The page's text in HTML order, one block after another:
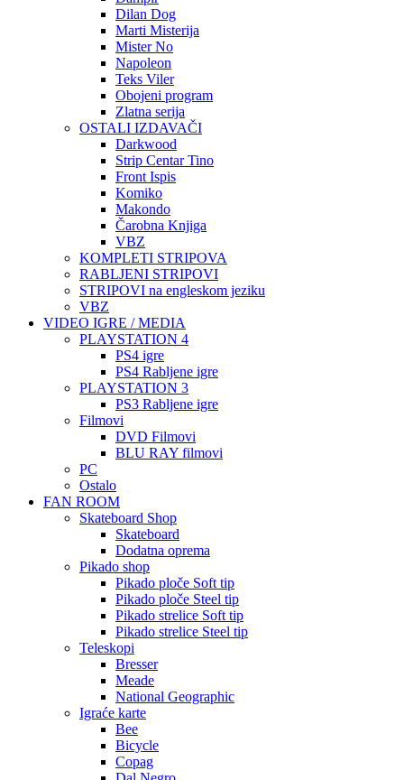
Dilan Dog
Marti Misterija
Mister No
Napoleon
Teks Viler
Obojeni program
Zlatna serija
OSTALI IZDAVAČI
Darkwood
Strip Centar Tino
Front Ispis
Komiko
Makondo
Čarobna Knjiga
VBZ
KOMPLETI STRIPOVA
RABLJENI STRIPOVI
STRIPOVI na engleskom jeziku
VBZ
VIDEO IGRE / MEDIA
PLAYSTATION 4
PS4 igre
PS4 Rabljene igre
PLAYSTATION 3
PS3 Rabljene igre
Filmovi
DVD Filmovi
BLU RAY filmovi
PC
Ostalo
FAN ROOM
Skateboard Shop
Skateboard
Dodatna oprema
Pikado shop
Pikado ploče Soft tip
Pikado ploče Steel tip
Pikado strelice Soft tip
Pikado strelice Steel tip
Teleskopi
Bresser
Meade
National Geographic
Igraće karte
Bee
Bicycle
Copag